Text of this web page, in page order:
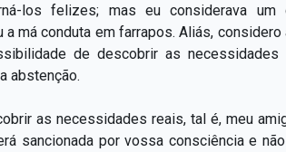
los felizes; mas eu considerava um
a má conduta em farrapos. Aliás,
de descobrir as
abstenção.
as necessidades reais, tal é, meu
sancionada por vossa consciência e